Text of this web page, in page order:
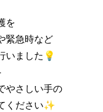
を
緊急時など
いました💡
やさしい手の
ください✨